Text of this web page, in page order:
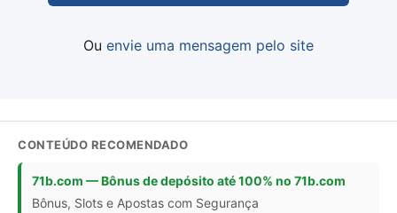
Ou envie uma mensagem pelo site
CONTEÚDO RECOMENDADO
71b.com — Bônus de depósito até 100% no 71b.com
Bônus, Slots e Apostas com Segurança